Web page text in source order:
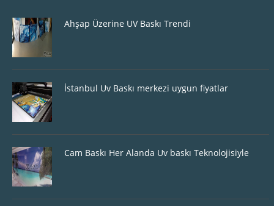
Ahşap Üzerine UV Baskı Trendi
İstanbul Uv Baskı merkezi uygun fiyatlar
Cam Baskı Her Alanda Uv baskı Teknolojisiyle